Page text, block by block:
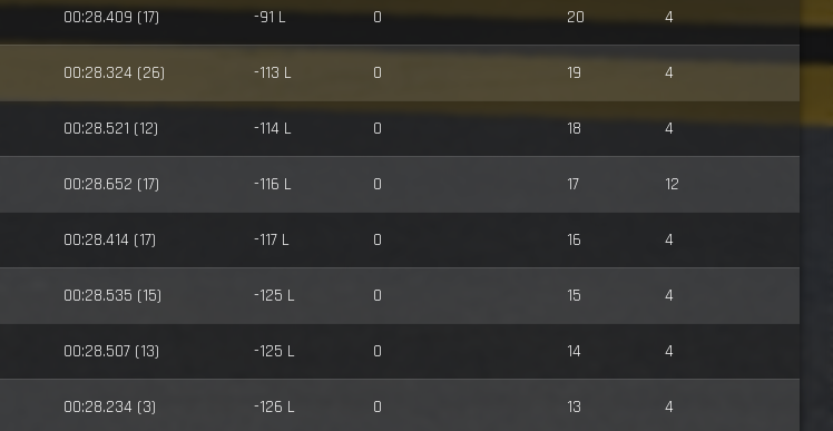
00:28.409 (17) -91 L 0 20 4
00:28.324 (26) -113 L 0 19 4
00:28.521 (12) -114 L 0 18 4
00:28.652 (17) -116 L 0 17 12
00:28.414 (17) -117 L 0 16 4
00:28.535 (15) -125 L 0 15 4
00:28.507 (13) -125 L 0 14 4
00:28.234 (3) -126 L 0 13 4